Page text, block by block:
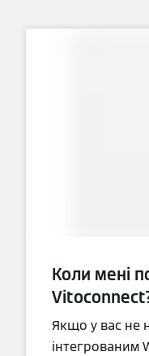
Коли мені
Якщо у вас не
інтегрованим